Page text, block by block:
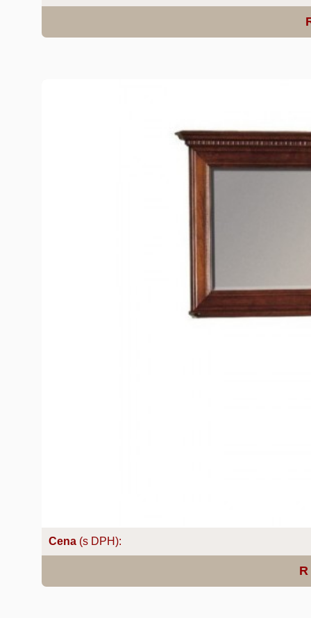
Cena (s DPH):